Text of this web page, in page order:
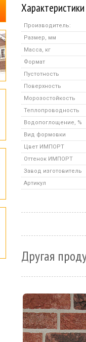
Характеристики
Производитель:
Размер, мм
Масса, кг
Формат
Пустотность
Поверхность
Морозостойкость
Теплопроводность
Водопоглощение, %
Вид формовки
Цвет ИМПОРТ
Оттенок ИМПОРТ
Завод изготовитель
Артикул
Другая